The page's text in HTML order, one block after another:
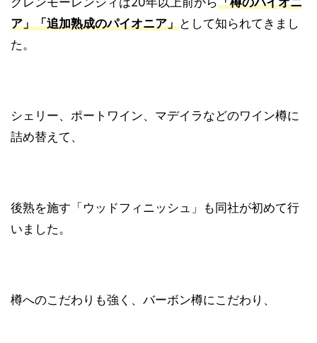
ア」「追加熟成のパイオニア」として知られてきまし
た。
シェリー、ポートワイン、マデイラなどのワイン樽に
詰め替えて、
後熟を施す「ウッドフィニッシュ」も同社が初めて行
いました。
樽へのこだわりも強く、バーボン樽にこだわり、